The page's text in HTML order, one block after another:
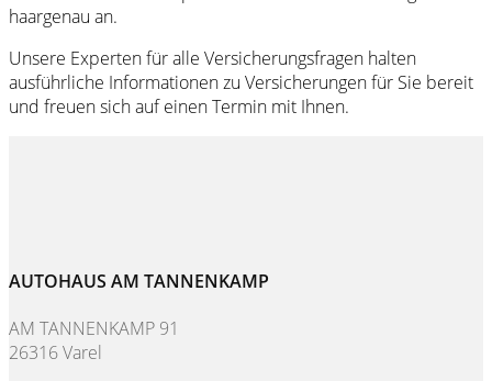
haargenau an.
Unsere Experten für alle Versicherungsfragen halten
ausführliche Informationen zu Versicherungen für Sie bereit
und freuen sich auf einen Termin mit Ihnen.
AUTOHAUS AM TANNENKAMP
AM TANNENKAMP 91
26316 Varel